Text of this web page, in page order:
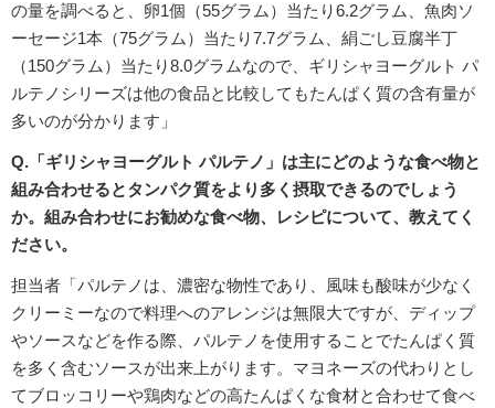
の量を調べると、卵1個（55グラム）当たり6.2グラム、魚肉ソ
ーセージ1本（75グラム）当たり7.7グラム、絹ごし豆腐半丁
（150グラム）当たり8.0グラムなので、ギリシャヨーグルト パ
ルテノシリーズは他の食品と比較してもたんぱく質の含有量が
多いのが分かります」
Q.「ギリシャヨーグルト パルテノ」は主にどのような食べ物と
組み合わせるとタンパク質をより多く摂取できるのでしょう
か。組み合わせにお勧めな食べ物、レシピについて、教えてく
ださい。
担当者「パルテノは、濃密な物性であり、風味も酸味が少なく
クリーミーなので料理へのアレンジは無限大ですが、ディップ
やソースなどを作る際、パルテノを使用することでたんぱく質
を多く含むソースが出来上がります。マヨネーズの代わりとし
てブロッコリーや鶏肉などの高たんぱくな食材と合わせて食べ